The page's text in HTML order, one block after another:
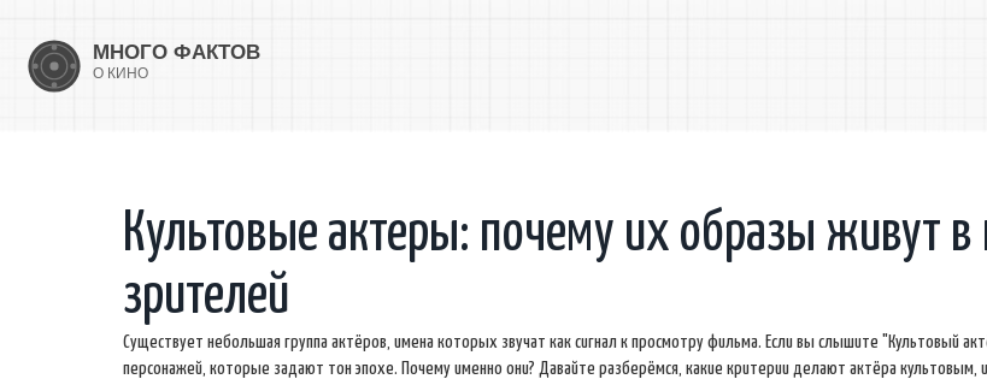
Культовые актеры: почему их образы живут в
зрителей
Существует небольшая группа актёров, имена которых звучат как сигнал к просмотру фильма. Если вы слышите "Культовый
персонажей, которые задают тон эпохе. Почему именно они? Давайте разберёмся, какие критерии делают актёра культовым,